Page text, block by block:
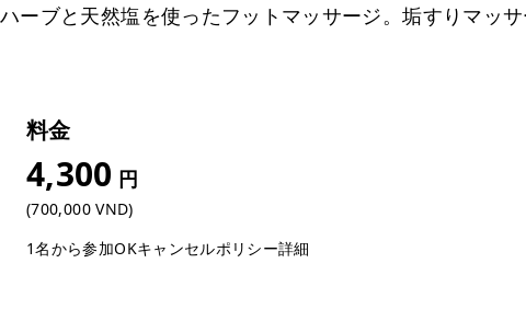
ハーブと天然塩を使ったフットマッサージ。垢すりマッ
料金
4,300 円
(700,000 VND)
1名から参加OKキャンセルポリシー詳細